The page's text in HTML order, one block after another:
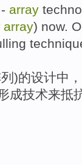
- array
array) now.
)的设计中 ，
成技术来抵